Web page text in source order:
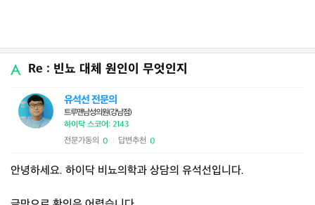
Re : 빈뇨 대체 원인이 무엇인지
유석선 전문의
트루맨남성의원(강남점)
하이닥 스코어: 2143
전문가동의 0 답변추천 0
안녕하세요. 하이닥 비뇨의학과 상담의 유석선입니다.